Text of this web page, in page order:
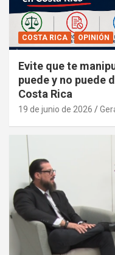
COSTA RICA OPINIÓN
Evite que te
puede y no puede
Costa Rica
19 de junio de 2026